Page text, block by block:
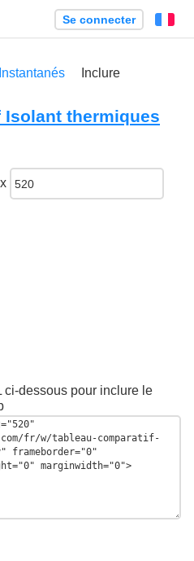
Se connecter
Instantanés Inclure
Isolant thermiques
x
dessous pour inclure le